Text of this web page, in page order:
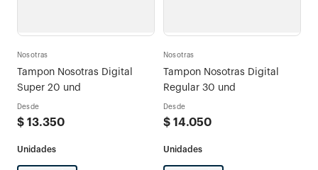
Nosotras
Tampon Nosotras Digital
Super 20 und
Desde
$ 13.350
Nosotras
Tampon Nosotras Digital
Regular 30 und
Desde
$ 14.050